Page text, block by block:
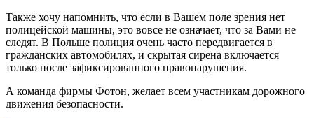
Также хочу напомнить, что если в Вашем поле зрения нет
полицейской машины, это вовсе не означает, что за Вами не
следят. В Польше полиция очень часто передвигается в
гражданских автомобилях, и скрытая сирена включается
только после зафиксированного правонарушения.
А команда фирмы Фотон, желает всем участникам дорожного
движения безопасности.